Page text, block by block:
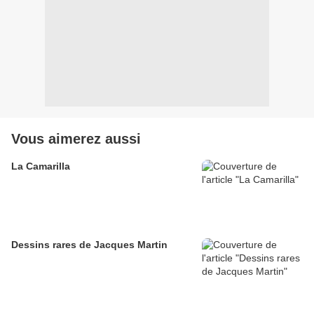
Vous aimerez aussi
La Camarilla
Dessins rares de Jacques Martin